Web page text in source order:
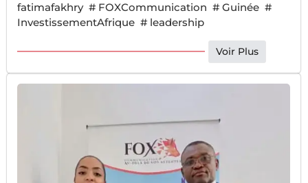
fatimafakhry# FOXCommunication # Guinée #
InvestissementAfrique # leadership
Voir Plus